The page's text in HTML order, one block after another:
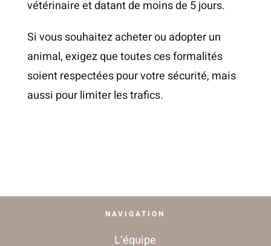
vétérinaire et datant de moins de 5 jours.
Si vous souhaitez acheter ou adopter un
animal, exigez que toutes ces formalités
soient respectées pour votre sécurité, mais
aussi pour limiter les trafics.
NAVIGATION
L’équipe